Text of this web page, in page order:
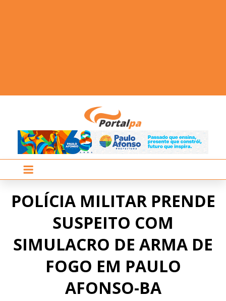
POLÍCIA MILITAR PRENDE
SUSPEITO COM
SIMULACRO DE ARMA DE
FOGO EM PAULO
AFONSO-BA